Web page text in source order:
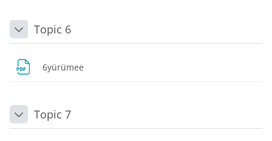
DaraltTopic 6
6yürümee
DaraltTopic 7